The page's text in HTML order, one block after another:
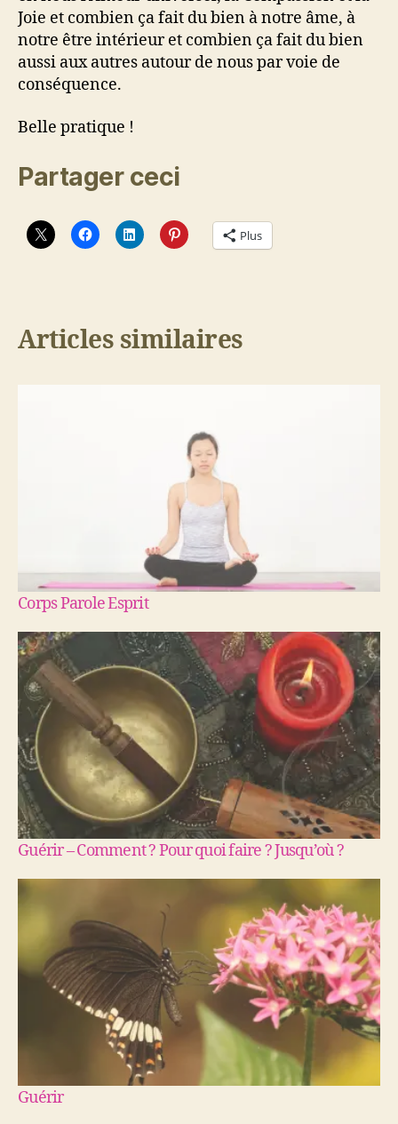
Joie et combien ça fait du bien à notre âme, à
notre être intérieur et combien ça fait du bien
aussi aux autres autour de nous par voie de
conséquence.
Belle pratique !
Partager ceci
Plus
Articles similaires
Corps Parole Esprit
Guérir – Comment ? Pour quoi faire ? Jusqu’où ?
Guérir